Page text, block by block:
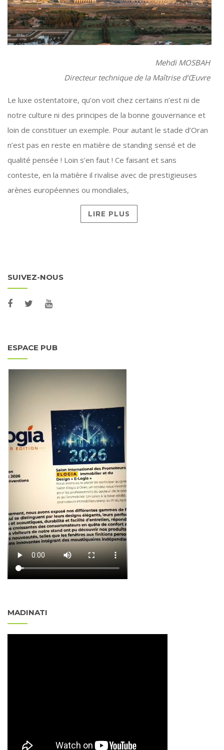
Mehdi MOSBAH
Directeur technique de la Maîtrise d’Œuvre
Le luxe ostentatoire, qu’on voit chez certains n’est ni de
notre culture ni des principes de la bonne gouvernance et
loin de constituer un exemple. Pour autant le stade d’Oran
n’est pas en reste en matière de standing sensé et de
qualité pensée ! Loin s’en faut ! Ce faisant et sans
conteste, en la matière il rivalise avec de prestigieuses
arènes européennes ou mondiales,
LIRE PLUS
SUIVEZ-NOUS
ESPACE PUB
MADINATI